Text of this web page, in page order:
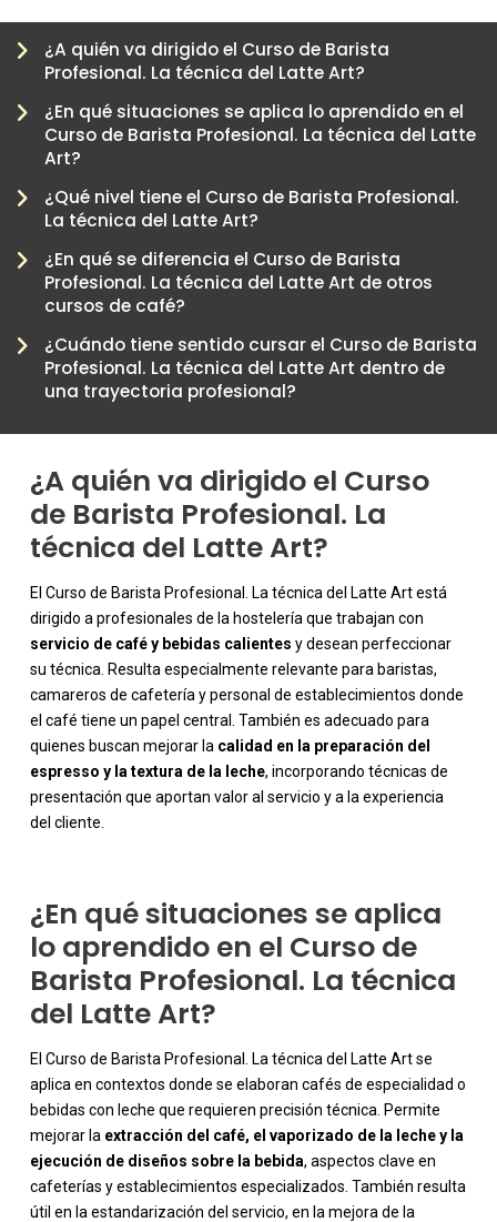
¿A quién va dirigido el Curso de Barista
Profesional. La técnica del Latte Art?
¿En qué situaciones se aplica lo aprendido en el
Curso de Barista Profesional. La técnica del Latte
Art?
¿Qué nivel tiene el Curso de Barista Profesional.
La técnica del Latte Art?
¿En qué se diferencia el Curso de Barista
Profesional. La técnica del Latte Art de otros
cursos de café?
¿Cuándo tiene sentido cursar el Curso de Barista
Profesional. La técnica del Latte Art dentro de
una trayectoria profesional?
¿A quién va dirigido el Curso
de Barista Profesional. La
técnica del Latte Art?
El Curso de Barista Profesional. La técnica del Latte Art está
dirigido a profesionales de la hostelería que trabajan con
servicio de café y bebidas calientes y desean perfeccionar
su técnica. Resulta especialmente relevante para baristas,
camareros de cafetería y personal de establecimientos donde
el café tiene un papel central. También es adecuado para
quienes buscan mejorar la calidad en la preparación del
espresso y la textura de la leche, incorporando técnicas de
presentación que aportan valor al servicio y a la experiencia
del cliente.
-
¿En qué situaciones se aplica
lo aprendido en el Curso de
Barista Profesional. La técnica
del Latte Art?
El Curso de Barista Profesional. La técnica del Latte Art se
aplica en contextos donde se elaboran cafés de especialidad o
bebidas con leche que requieren precisión técnica. Permite
mejorar la extracción del café, el vaporizado de la leche y la
ejecución de diseños sobre la bebida, aspectos clave en
cafeterías y establecimientos especializados. También resulta
útil en la estandarización del servicio, en la mejora de la
-